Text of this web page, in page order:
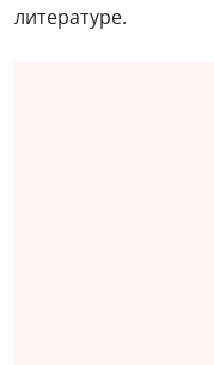
литературе.